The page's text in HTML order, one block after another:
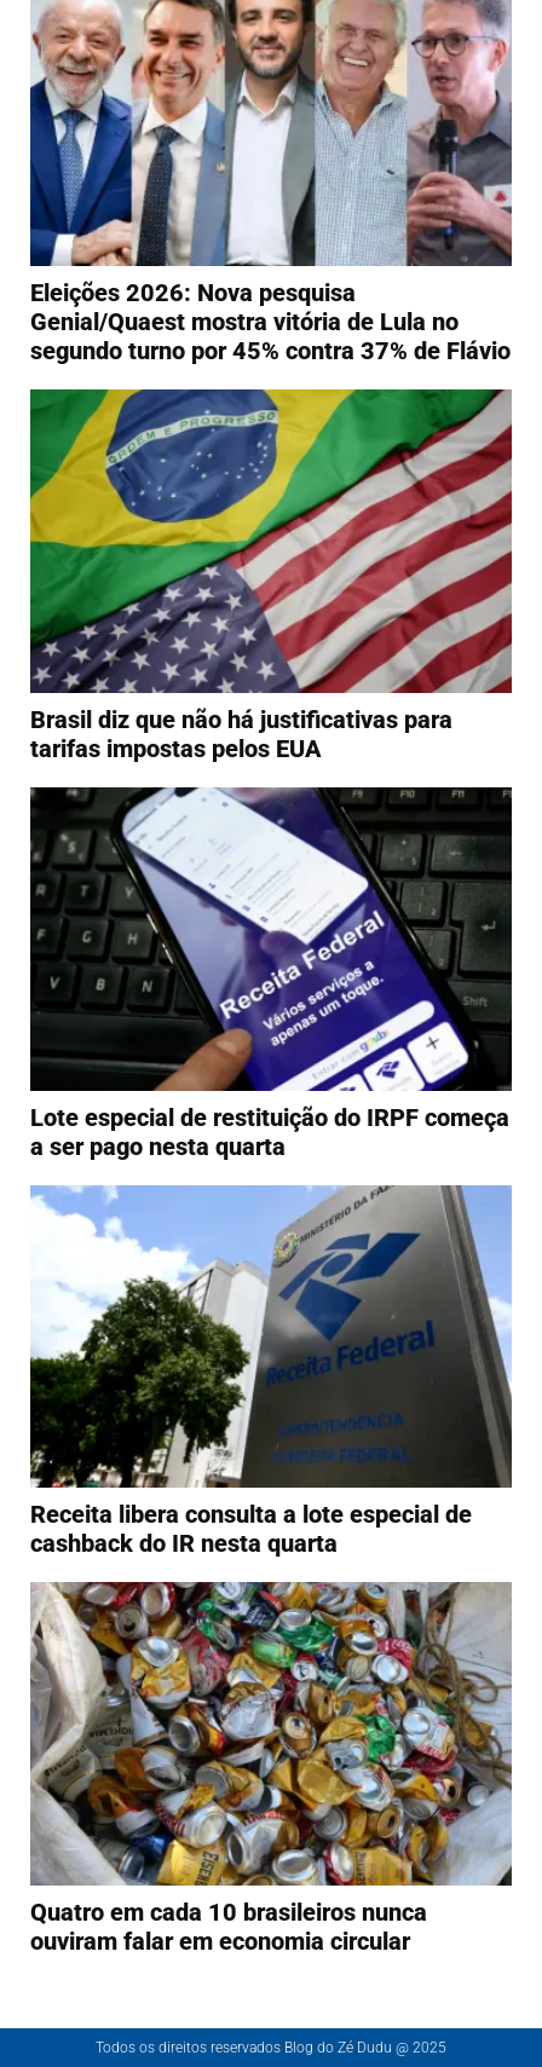
Eleições 2026: Nova pesquisa
Genial/Quaest mostra vitória de Lula no
segundo turno por 45% contra 37% de Flávio
Brasil diz que não há justificativas para
tarifas impostas pelos EUA
Lote especial de restituição do IRPF começa
a ser pago nesta quarta
Receita libera consulta a lote especial de
cashback do IR nesta quarta
Quatro em cada 10 brasileiros nunca
ouviram falar em economia circular
Todos os direitos reservados Blog do Zé Dudu @ 2025